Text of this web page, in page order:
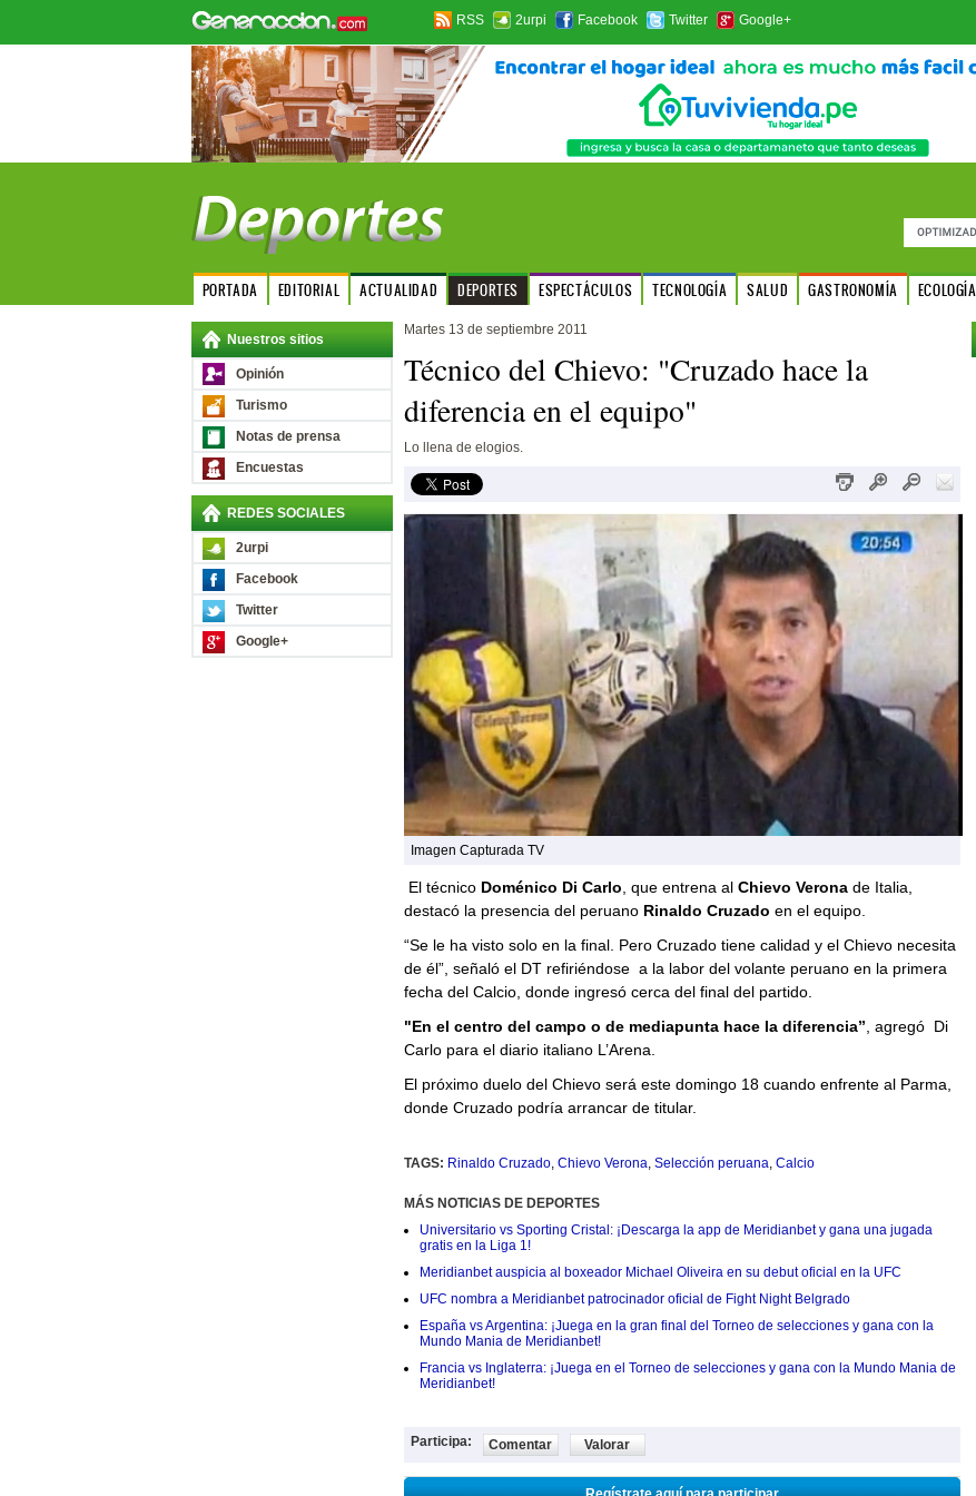
RSS 2urpi Facebook Twitter Google+
PORTADA EDITORIAL ACTUALIDAD DEPORTES ESPECTÁCULOS TECNOLOGÍA SALUD GASTRONOMÍA ECOLOGÍA
Nuestros sitios
Opinión
Turismo
Notas de prensa
Encuestas
REDES SOCIALES
2urpi
Facebook
Twitter
Google+
Martes 13 de septiembre 2011
Técnico del Chievo: "Cruzado hace la
diferencia en el equipo"
Lo llena de elogios.
Imagen Capturada TV
El técnico Doménico Di Carlo , que entrena al Chievo Veronade Italia,
destacó la presencia del peruano Rinaldo Cruzado en el equipo.
“Se le ha visto solo en la final. Pero Cruzado tiene calidad y el Chievo necesita
de él”, señaló el DT refiriéndose a la labor del volante peruano en la primera
fecha del Calcio, donde ingresó cerca del final del partido.
"En el centro del campo o de mediapunta hace la diferencia” , agregó Di
Carlo para el diario italiano L’Arena.
El próximo duelo del Chievo será este domingo 18 cuando enfrente al Parma,
donde Cruzado podría arrancar de titular.
TAGS: Rinaldo Cruzado, Chievo Verona, Selección peruana, Calcio
MÁS NOTICIAS DE DEPORTES
Universitario vs Sporting Cristal: ¡Descarga la app de Meridianbet y gana una jugada
gratis en la Liga 1!
Meridianbet auspicia al boxeador Michael Oliveira en su debut oficial en la UFC
UFC nombra a Meridianbet patrocinador oficial de Fight Night Belgrado
España vs Argentina: ¡Juega en la gran final del Torneo de selecciones y gana con la
Mundo Mania de Meridianbet!
Francia vs Inglaterra: ¡Juega en el Torneo de selecciones y gana con la Mundo Mania de
Meridianbet!
Participa: Comentar Valorar